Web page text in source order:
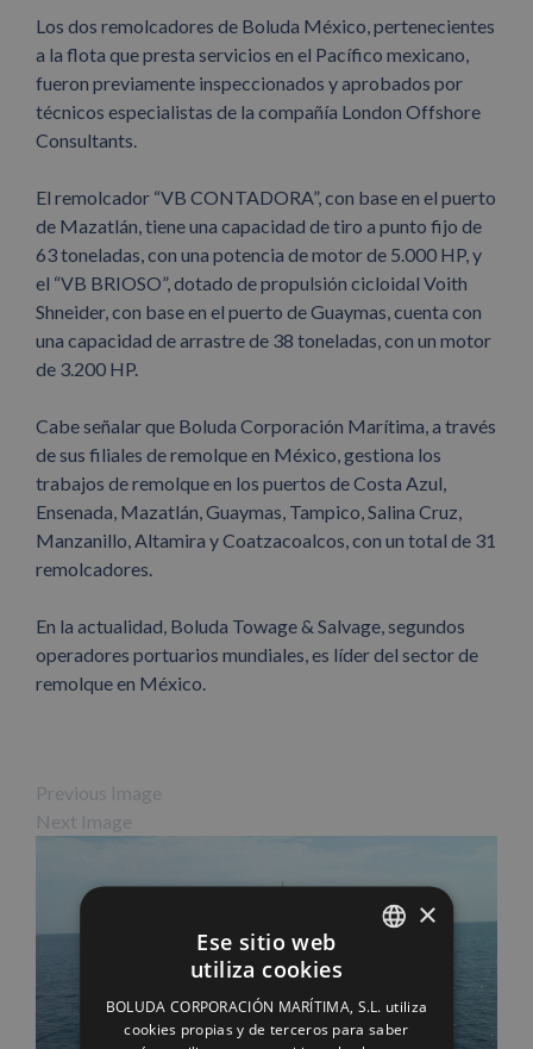
Los dos remolcadores de Boluda México, pertenecientes
a la flota que presta servicios en el Pacífico mexicano,
fueron previamente inspeccionados y aprobados por
técnicos especialistas de la compañía London Offshore
Consultants.
El remolcador “VB CONTADORA”, con base en el puerto
de Mazatlán, tiene una capacidad de tiro a punto fijo de
63 toneladas, con una potencia de motor de 5.000 HP, y
el “VB BRIOSO”, dotado de propulsión cicloidal Voith
Shneider, con base en el puerto de Guaymas, cuenta con
una capacidad de arrastre de 38 toneladas, con un motor
de 3.200 HP.
Cabe señalar que Boluda Corporación Marítima, a través
de sus filiales de remolque en México, gestiona los
trabajos de remolque en los puertos de Costa Azul,
Ensenada, Mazatlán, Guaymas, Tampico, Salina Cruz,
Manzanillo, Altamira y Coatzacoalcos, con un total de 31
remolcadores.
En la actualidad, Boluda Towage & Salvage, segundos
operadores portuarios mundiales, es líder del sector de
remolque en México.
Previous Image
Next Image
ENGLISH
×
Ese sitio web
utiliza cookies
BOLUDA CORPORACIÓN MARÍTIMA, S.L. utiliza
cookies propias y de terceros para saber